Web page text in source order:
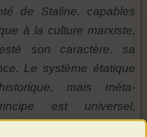
de Staline, capables
à la culture marxiste,
son caractère, sa
Le système étatique
mais méta-
est universel,
à tous les régimes de